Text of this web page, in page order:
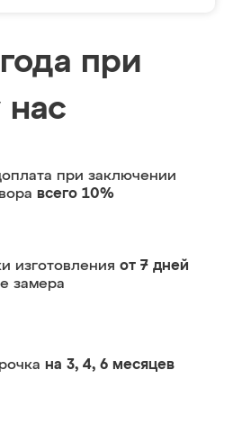
при
нас
при заключении
всего 10%
изготовления от 7 дней
замера
на 3, 4, 6 месяцев